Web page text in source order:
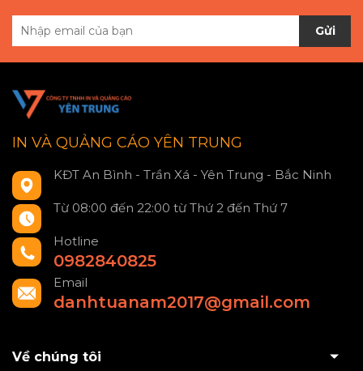
Gửi
IN VÀ QUẢNG CÁO YÊN TRUNG
KĐT An Bình - Trần Xá - Yên Trung - Bắc Ninh
Từ 08:00 đến 22:00 từ Thứ 2 đến Thứ 7
Hotline
0982840825
Email
danhtuanam2017@gmail.com
Về chúng tôi